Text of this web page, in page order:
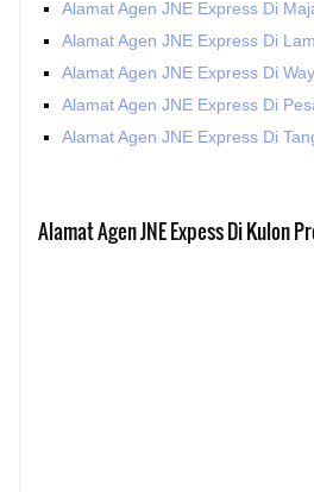
Alamat Agen JNE Express Di
Alamat Agen JNE Express Di
Alamat Agen JNE Express Di
Alamat Agen JNE Express Di
Alamat Agen JNE Express Di
Alamat Agen JNE Expess Di Kulon